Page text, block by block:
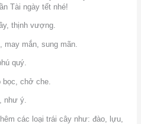
Tài ngày tết nhé!
thịnh vượng.
mắn, sung mãn.
quý.
bọc, chở che.
như ý.
các loại trái cây như: đào, lựu,